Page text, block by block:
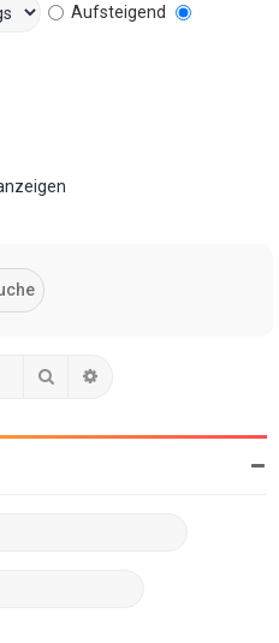
Aufsteigend
Suche